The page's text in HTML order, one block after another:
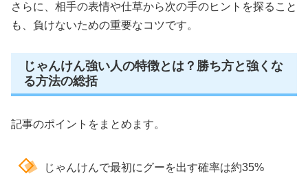
さらに、相手の表情や仕草から次の手のヒントを探ること
も、負けないための重要なコツです。
じゃんけん強い人の特徴とは？勝ち方と強くな
る方法の総括
記事のポイントをまとめます。
じゃんけんで最初にグーを出す確率は約35%